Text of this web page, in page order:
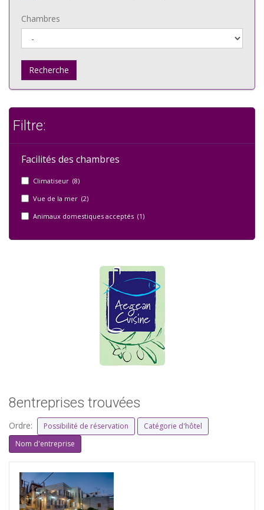
Chambres
Recherche
Filtre:
Facilités des chambres
Climatiseur (8)
Vue de la mer (2)
Animaux domestiques acceptés (1)
8entreprises trouvées
Ordre: Possibilité de réservation
Catégorie d'hôtel
Nom d'entreprise